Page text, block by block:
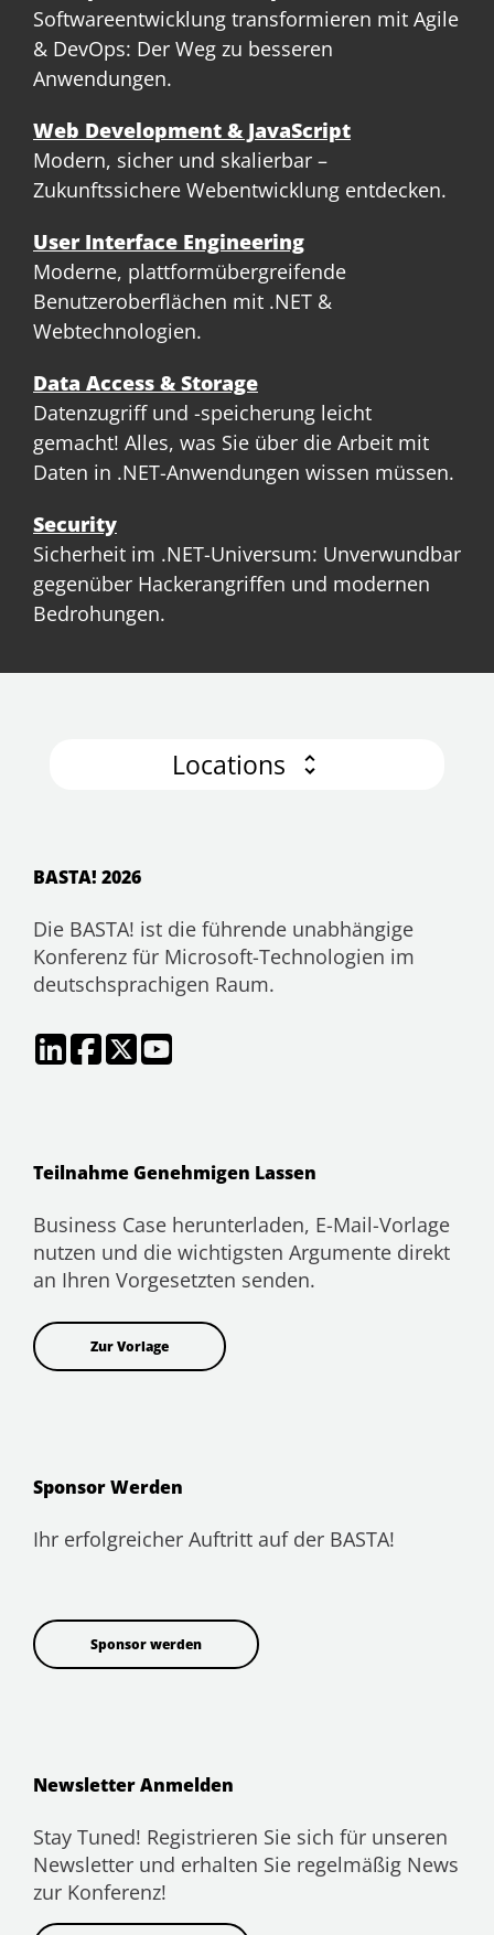
Softwareentwicklung transformieren mit Agile
& DevOps: Der Weg zu besseren
Anwendungen.
Web Development & JavaScript
Modern, sicher und skalierbar –
Zukunftssichere Webentwicklung entdecken.
User Interface Engineering
Moderne, plattformübergreifende
Benutzeroberflächen mit .NET &
Webtechnologien.
Data Access & Storage
Datenzugriff und -speicherung leicht
gemacht! Alles, was Sie über die Arbeit mit
Daten in .NET-Anwendungen wissen müssen.
Security
Sicherheit im .NET-Universum: Unverwundbar
gegenüber Hackerangriffen und modernen
Bedrohungen.
Locations
BASTA! 2026
Die BASTA! ist die führende unabhängige
Konferenz für Microsoft-Technologien im
deutschsprachigen Raum.
Teilnahme Genehmigen Lassen
Business Case herunterladen, E-Mail-Vorlage
nutzen und die wichtigsten Argumente direkt
an Ihren Vorgesetzten senden.
Zur Vorlage
Sponsor Werden
Ihr erfolgreicher Auftritt auf der BASTA!
Sponsor werden
Newsletter Anmelden
Stay Tuned! Registrieren Sie sich für unseren
Newsletter und erhalten Sie regelmäßig News
zur Konferenz!